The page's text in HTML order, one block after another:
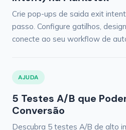
Crie pop-ups de saida exit
passo. Configure gatilhos,
conecte ao seu workflow de
AJUDA
5 Testes A/B que
Conversão
Descubra 5 testes A/B de alto